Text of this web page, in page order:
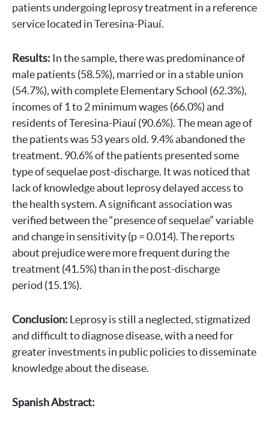
patients undergoing leprosy treatment in a reference
service located in Teresina-Piauí.
Results: In the sample, there was predominance of
male patients (58.5%), married or in a stable union
(54.7%), with complete Elementary School (62.3%),
incomes of 1 to 2 minimum wages (66.0%) and
residents of Teresina-Piauí (90.6%). The mean age of
the patients was 53 years old. 9.4% abandoned the
treatment. 90.6% of the patients presented some
type of sequelae post-discharge. It was noticed that
lack of knowledge about leprosy delayed access to
the health system. A significant association was
verified between the “presence of sequelae” variable
and change in sensitivity (p = 0.014). The reports
about prejudice were more frequent during the
treatment (41.5%) than in the post-discharge
period (15.1%).
Conclusion: Leprosy is still a neglected, stigmatized
and difficult to diagnose disease, with a need for
greater investments in public policies to disseminate
knowledge about the disease.
Spanish Abstract: